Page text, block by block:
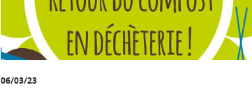
06/03/23